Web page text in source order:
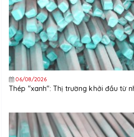
06/08/2026
Thép "xanh": Thị trường khởi đầu từ